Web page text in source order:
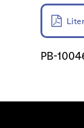
PB-